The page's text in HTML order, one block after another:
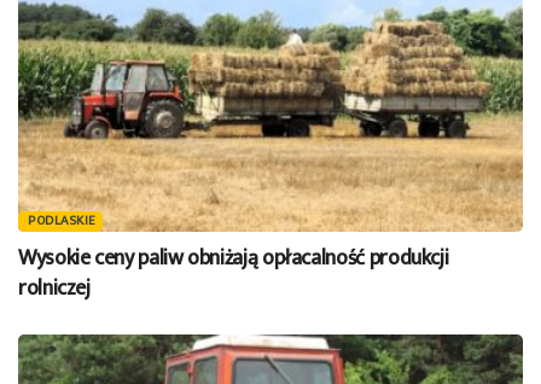
PODLASKIE
Wysokie ceny paliw obniżają opłacalność produkcji
rolniczej